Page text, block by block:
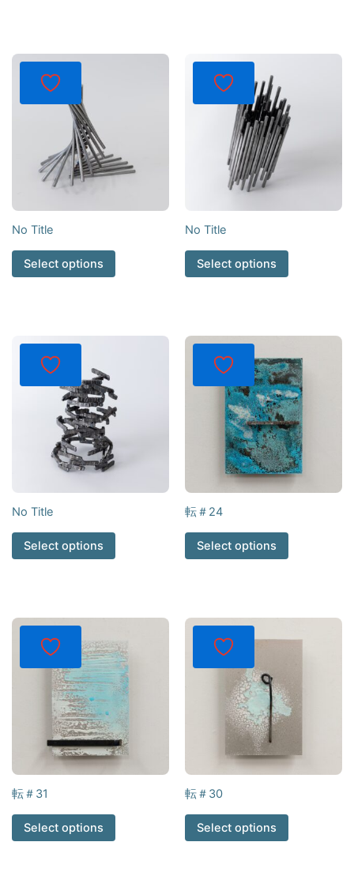
No Title
Select options
No Title
Select options
No Title
Select options
転＃24
Select options
転＃31
Select options
転＃30
Select options